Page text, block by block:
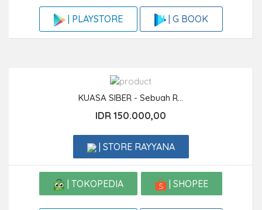
| PLAYSTORE | G BOOK
KUASA SIBER - Sebuah R...
IDR 150.000,00
| STORE RAYYANA
| TOKOPEDIA | SHOPEE